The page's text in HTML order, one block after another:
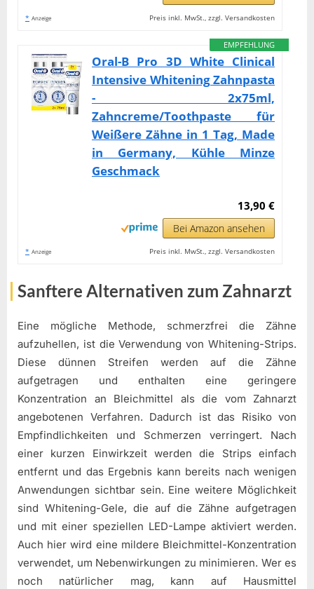
* Anzeige Preis inkl. MwSt., zzgl. Versandkosten
EMPFEHLUNG
Oral-B Pro 3D White Clinical
Intensive Whitening Zahnpasta
- 2x75ml,
Zahncreme/Toothpaste für
Weißere Zähne in 1 Tag, Made
in Germany, Kühle Minze
Geschmack
13,90 €
Bei Amazon ansehen
* Anzeige Preis inkl. MwSt., zzgl. Versandkosten
Sanftere Alternativen zum Zahnarzt
Eine mögliche Methode, schmerzfrei die Zähne
aufzuhellen, ist die Verwendung von Whitening-Strips.
Diese dünnen Streifen werden auf die Zähne
aufgetragen und enthalten eine geringere
Konzentration an Bleichmittel als die vom Zahnarzt
angebotenen Verfahren. Dadurch ist das Risiko von
Empfindlichkeiten und Schmerzen verringert. Nach
einer kurzen Einwirkzeit werden die Strips einfach
entfernt und das Ergebnis kann bereits nach wenigen
Anwendungen sichtbar sein. Eine weitere Möglichkeit
sind Whitening-Gele, die auf die Zähne aufgetragen
und mit einer speziellen LED-Lampe aktiviert werden.
Auch hier wird eine mildere Bleichmittel-Konzentration
verwendet, um Nebenwirkungen zu minimieren. Wer es
noch natürlicher mag, kann auf Hausmittel